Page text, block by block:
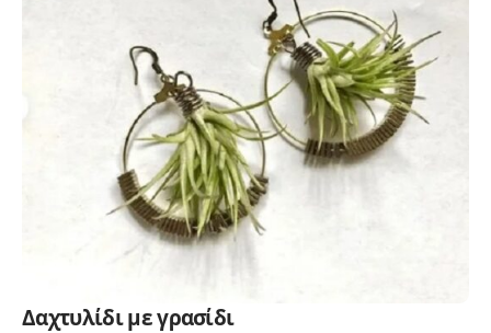
Δαχτυλίδι με γρασίδι